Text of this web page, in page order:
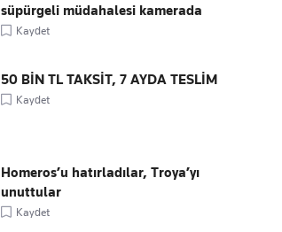
süpürgeli müdahalesi kamerada
Kaydet
50 BİN TL TAKSİT, 7 AYDA TESLİM
Kaydet
Homeros’u hatırladılar, Troya’yı
unuttular
Kaydet